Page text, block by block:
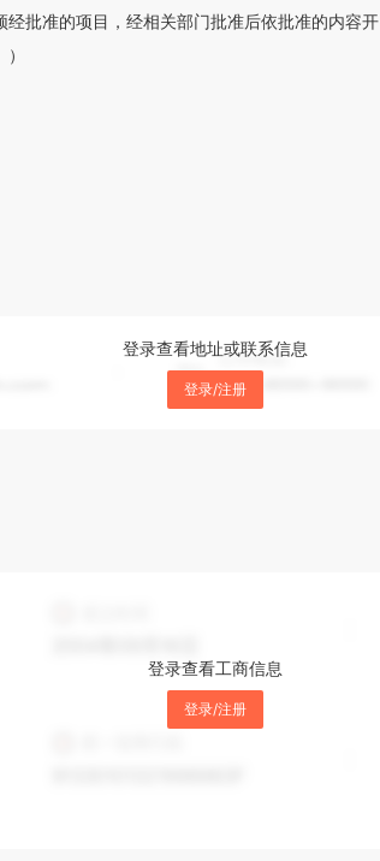
批准的项目，经相关部门批准后依批准的内容开
登录查看地址或联系信息
登录/注册
登录查看工商信息
登录/注册